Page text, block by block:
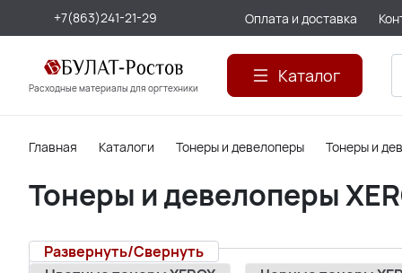
+7(863)241-21-29 Оплата и доставка
Расходные материалы для оргтехники
Каталог
Главная Каталоги Тонеры и девелоперы Тонеры и
Тонеры и девелоперы
Развернуть/Свернуть